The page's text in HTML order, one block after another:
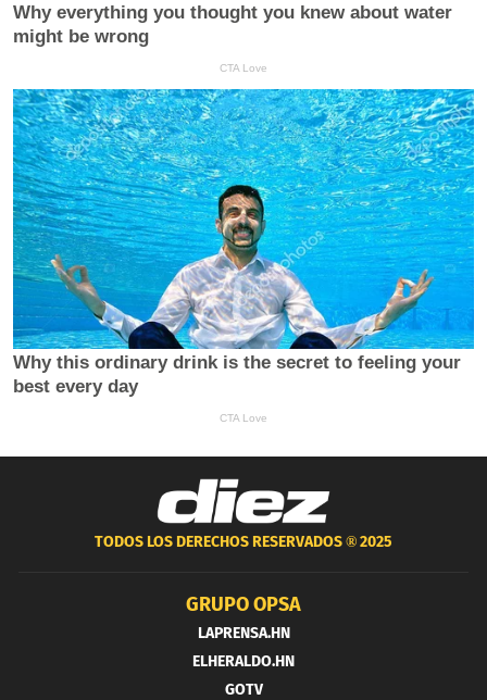
TODOS LOS DERECHOS RESERVADOS ®2025
GRUPO OPSA
LAPRENSA.HN
ELHERALDO.HN
GOTV